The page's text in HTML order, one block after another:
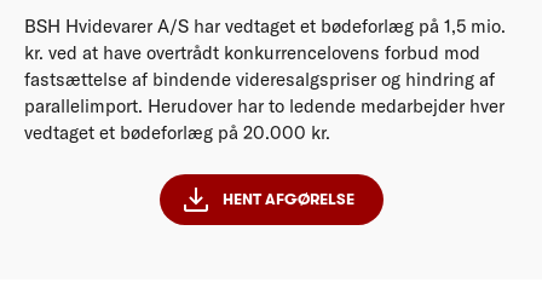
BSH Hvidevarer A/S har vedtaget et bødeforlæg på 1,5 mio.
kr. ved at have overtrådt konkurrencelovens forbud mod
fastsættelse af bindende videresalgspriser og hindring af
parallelimport. Herudover har to ledende medarbejder hver
vedtaget et bødeforlæg på 20.000 kr.
HENT AFGØRELSE